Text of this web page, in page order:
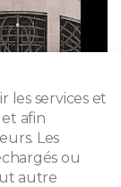
pour toutes les
les services et
afin
Les
ou
autre